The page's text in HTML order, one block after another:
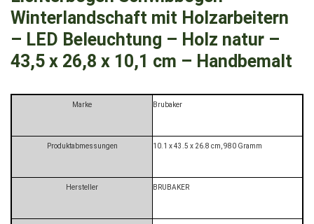
Winterlandschaft mit Holzarbeitern
– LED Beleuchtung – Holz natur –
43,5 x 26,8 x 10,1 cm – Handbemalt
Marke ‎Brubaker
Produktabmessungen ‎10.1 x 43.5 x 26.8 cm, 980 Gramm
Hersteller ‎BRUBAKER